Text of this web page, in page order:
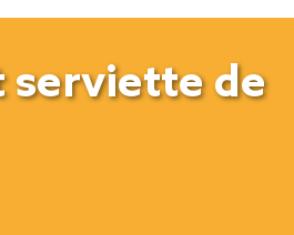
serviette de